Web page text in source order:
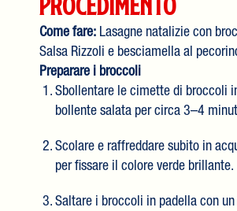
Come fare: Lasagne natalizie con
Salsa Rizzoli e besciamella al
Preparare i broccoli
Sbollentare le cimette di broccoli
bollente salata per circa 3–4
Scolare e raffreddare subito in
per fissare il colore verde brillante.
Saltare i broccoli in padella con un